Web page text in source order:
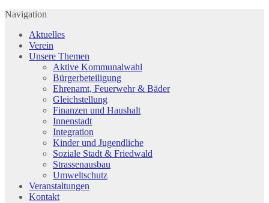
Navigation
Aktuelles
Verein
Unsere Themen
Aktive Kommunalwahl
Bürgerbeteiligung
Ehrenamt, Feuerwehr & Bäder
Gleichstellung
Finanzen und Haushalt
Innenstadt
Integration
Kinder und Jugendliche
Soziale Stadt & Friedwald
Strassenausbau
Umweltschutz
Veranstaltungen
Kontakt